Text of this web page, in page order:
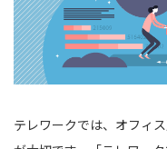
テレワークでは、オフィ